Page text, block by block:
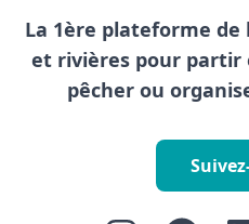
La 1ère plateforme
et rivières pour partir
pêcher ou